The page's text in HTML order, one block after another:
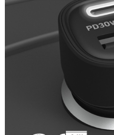
４．使用「AFTEE先享後付」時，將
時審查核予不同之上限額度；若仍有額
請求用戶進行身份認證。
５．嚴禁一人註冊多個帳號或使用他人
恩沛科技股份有限公司將有權停止該用
國際宅配-直送海外